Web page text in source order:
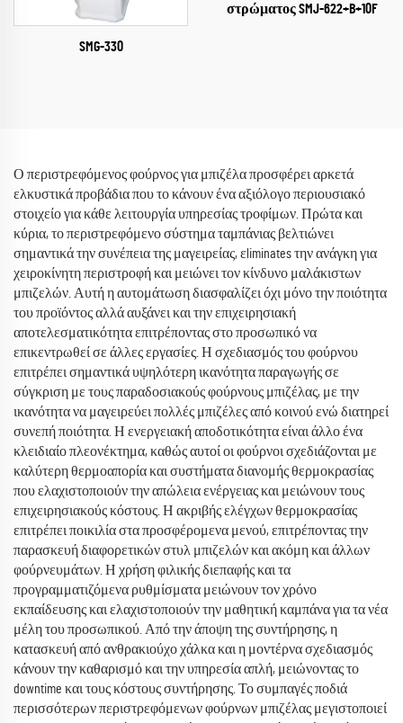
SMG-330
στρώματος SMJ-622+B+10F
Ο περιστρεφόμενος φούρνος για μπιζέλα προσφέρει αρκετά
ελκυστικά προβάδια που το κάνουν ένα αξιόλογο περιουσιακό
στοιχείο για κάθε λειτουργία υπηρεσίας τροφίμων. Πρώτα και
κύρια, το περιστρεφόμενο σύστημα ταμπάνιας βελτιώνει
σημαντικά την συνέπεια της μαγειρείας, εliminates την ανάγκη για
χειροκίνητη περιστροφή και μειώνει τον κίνδυνο μαλάκιστων
μπιζελών. Αυτή η αυτομάτωση διασφαλίζει όχι μόνο την ποιότητα
του προϊόντος αλλά αυξάνει και την επιχειρησιακή
αποτελεσματικότητα επιτρέποντας στο προσωπικό να
επικεντρωθεί σε άλλες εργασίες. Η σχεδιασμός του φούρνου
επιτρέπει σημαντικά υψηλότερη ικανότητα παραγωγής σε
σύγκριση με τους παραδοσιακούς φούρνους μπιζέλας, με την
ικανότητα να μαγειρεύει πολλές μπιζέλες από κοινού ενώ διατηρεί
συνεπή ποιότητα. Η ενεργειακή αποδοτικότητα είναι άλλο ένα
κλειδιαίο πλεονέκτημα, καθώς αυτοί οι φούρνοι σχεδιάζονται με
καλύτερη θερμοαπορία και συστήματα διανομής θερμοκρασίας
που ελαχιστοποιούν την απώλεια ενέργειας και μειώνουν τους
επιχειρησιακούς κόστους. Η ακριβής ελέγχων θερμοκρασίας
επιτρέπει ποικιλία στα προσφέρομενα μενού, επιτρέποντας την
παρασκευή διαφορετικών στυλ μπιζελών και ακόμη και άλλων
φούρνευμάτων. Η χρήση φιλικής διεπαφής και τα
προγραμματιζόμενα ρυθμίσματα μειώνουν τον χρόνο
εκπαίδευσης και ελαχιστοποιούν την μαθητική καμπάνα για τα νέα
μέλη του προσωπικού. Από την άποψη της συντήρησης, η
κατασκευή από ανθρακιούχο χάλκα και η μοντέρνα σχεδιασμός
κάνουν την καθαρισμό και την υπηρεσία απλή, μειώνοντας το
downtime και τους κόστους συντήρησης. Το συμπαγές ποδιά
περισσότερων περιστρεφόμενων φούρνων μπιζέλας μεγιστοποιεί